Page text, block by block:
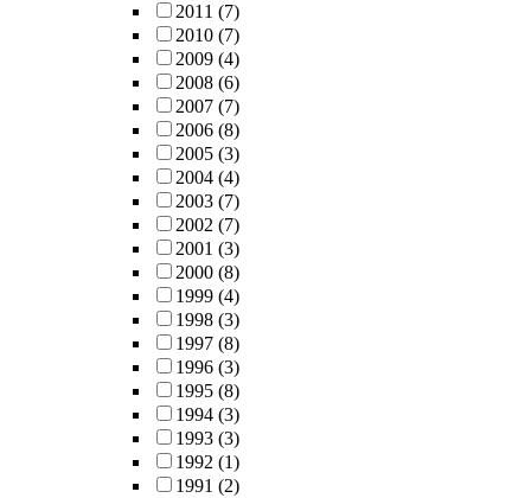
2011 (7)
2010 (7)
2009 (4)
2008 (6)
2007 (7)
2006 (8)
2005 (3)
2004 (4)
2003 (7)
2002 (7)
2001 (3)
2000 (8)
1999 (4)
1998 (3)
1997 (8)
1996 (3)
1995 (8)
1994 (3)
1993 (3)
1992 (1)
1991 (2)